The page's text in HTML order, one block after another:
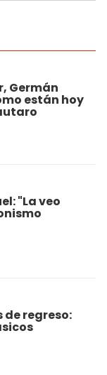
Germán
están hoy
"La veo
regreso: